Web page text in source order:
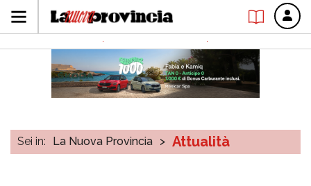
Sei in: La Nuova Provincia > Attualità